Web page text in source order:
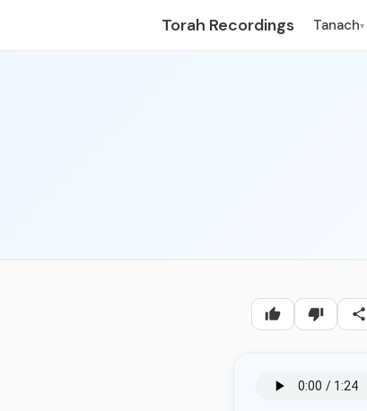
Torah Recordings Tanach▾